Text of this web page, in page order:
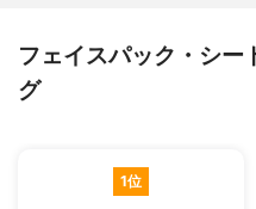
フェイスパック・シー
グ
1位